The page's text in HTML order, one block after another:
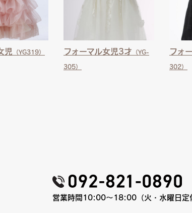
児 （YG319） フォーマル女児3才 （YG-
305）
フォ
302）
営業時間10:00〜18:00（火・水曜日定